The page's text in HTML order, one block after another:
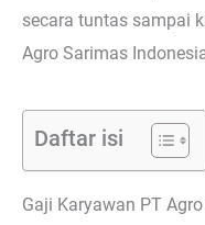
secara tuntas sampai
Agro Sarimas
Daftar isi
Gaji Karyawan PT